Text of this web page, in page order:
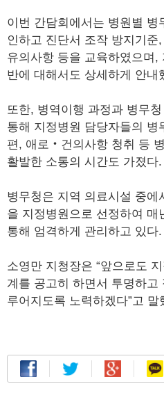
이번 간담회에서는 병원별
인하고 진단서 조작 방지기준
유의사항 등을 교육하였으며,
반에 대해서도 상세하게 안내
또한, 병역이행 과정과 병무
통해 지정병원 담당자들의
편, 애로‧건의사항 청취 등
활발한 소통의 시간도 가졌다.
병무청은 지역 의료시설 중
을 지정병원으로 선정하여 매
통해 엄격하게 관리하고 있다.
소영만 지청장은 “앞으로도
계를 공고히 하면서 투명하고
루어지도록 노력하겠다”고 말